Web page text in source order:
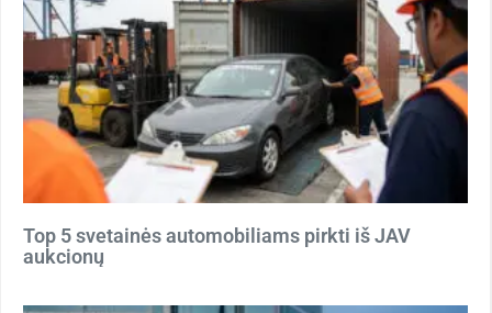
Top 5 svetainės automobiliams pirkti iš JAV
aukcionų